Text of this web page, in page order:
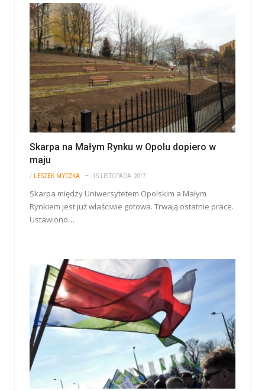
Skarpa na Małym Rynku w Opolu dopiero w
maju
/ LESZEK MYCZKA 15 LISTOPADA 2017
Skarpa między Uniwersytetem Opolskim a Małym
Rynkiem jest już właściwie gotowa. Trwają ostatnie prace.
Ustawiono…